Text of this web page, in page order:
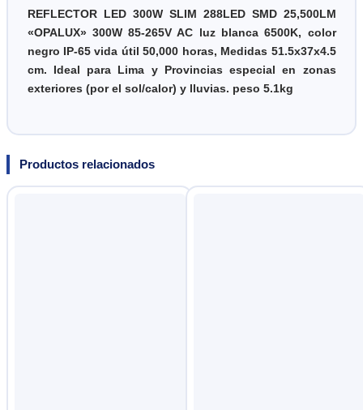
REFLECTOR LED 300W SLIM 288LED SMD 25,500LM
«OPALUX» 300W 85-265V AC luz blanca 6500K, color
negro IP-65 vida útil 50,000 horas, Medidas 51.5x37x4.5
cm.
Ideal para Lima y Provincias especial en zonas
exteriores (por el sol/calor) y lluvias. peso 5.1kg
Productos relacionados